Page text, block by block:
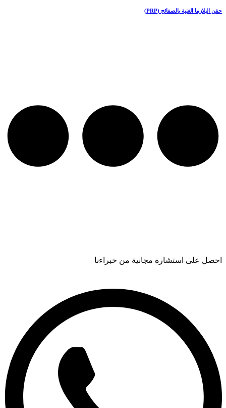
حقن البلازما الغنية بالصفائح (PRP)
احصل على استشارة مجانية من خبراءنا